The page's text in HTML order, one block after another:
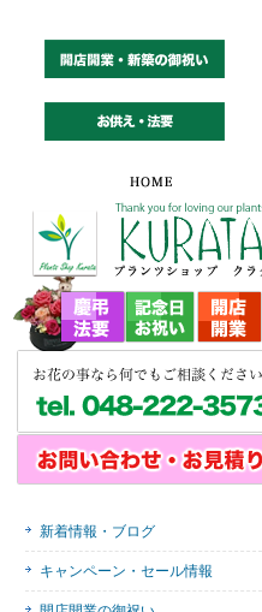
新着情報・ブログ
キャンペーン・セール情報